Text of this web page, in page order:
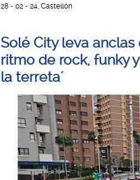
28 - 02 - 24, Castellón
Solé City leva
ritmo de rock, funky
la terreta´